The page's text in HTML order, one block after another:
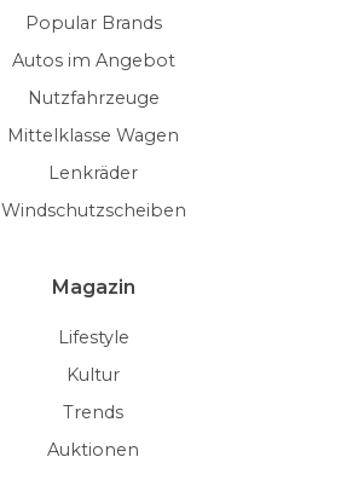
Popular Brands
Autos im Angebot
Nutzfahrzeuge
Mittelklasse Wagen
Lenkräder
Windschutzscheiben
Magazin
Lifestyle
Kultur
Trends
Auktionen